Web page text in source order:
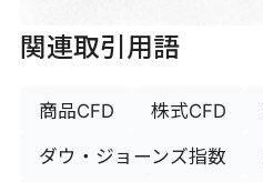
関連取引用語
商品CFD 株式CFD
ダウ・ジョーンズ指数